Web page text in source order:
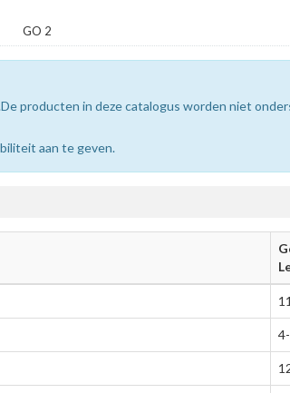
GO 2
producten in deze catalogus worden niet
aan te geven.